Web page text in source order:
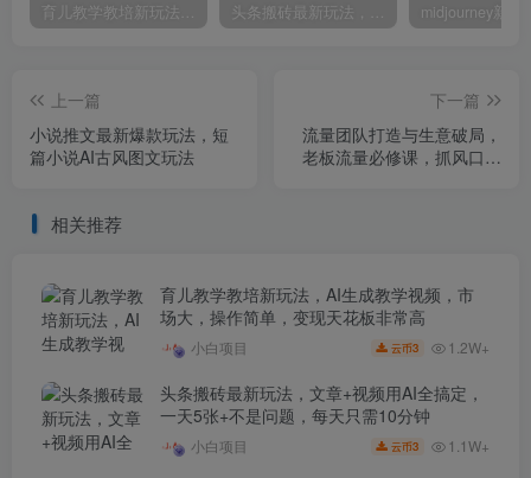
育儿教学教培新玩法，AI生成教学视频，市场大，操作简单，变现天花板非常高 头条搬砖最新玩法，文章+视频用AI全搞定，一天5张+不是问题，每天只需10分钟
上一篇
小说推文最新爆款玩法，短
篇小说AI古风图文玩法
下一篇
流量团队打造与生意破局，
老板流量必修课，抓风口，
相关推荐
育儿教学教培新玩法，AI生成教学视频，市
场大，操作简单，变现天花板非常高
小白项目 云币3 1.2W+
头条搬砖最新玩法，文章+视频用AI全搞定，
一天5张+不是问题，每天只需10分钟
小白项目 云币3 1.1W+